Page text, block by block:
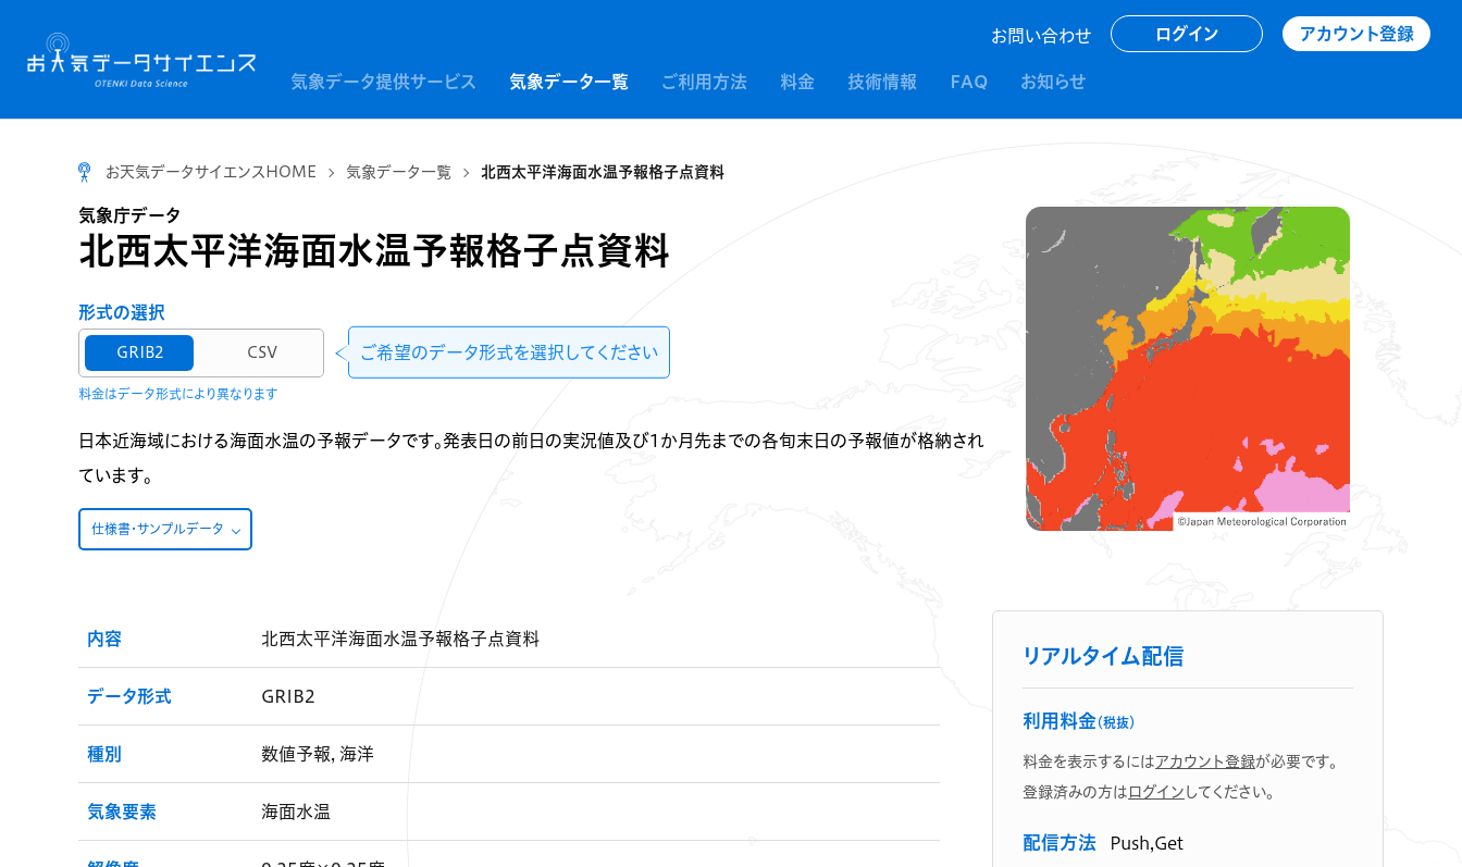
お問い合わせ ログイン アカウント登録
気象データ提供サービス 気象データ一覧 ご利用方法 料金 技術情報 FAQ お知らせ
お天気データサイエンスHOME 気象データ一覧 北西太平洋海面水温予報格子点資料
気象庁データ
北西太平洋海面水温予報格子点資料
ご希望のデータ形式を選択してください
形式の選択
GRIB2 CSV
料金はデータ形式により異なります
日本近海域における海面水温の予報データです。発表日の前日の実況値及び1か月先までの各旬末日の予報値が格納され
ています。
仕様書・サンプルデータ
内容 北西太平洋海面水温予報格子点資料
データ形式 GRIB2
種別 数値予報, 海洋
気象要素 海面水温
リアルタイム配信
利用料金（税抜）
料金を表示するにはアカウント登録が必要です。
登録済みの方はログインしてください。
配信方法 Push,Get